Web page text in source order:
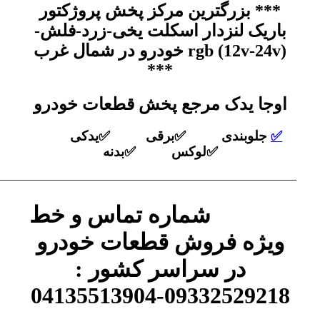
*** بزرگترین مرکز پخش پروژکتور
باریک لنزدار اسکلت یخی-زرد-فلش-
rgb (12v-24v) خودرو در شمال غرب
***
اوجا یدک مرجع پخش قطعات خودرو
✅ جلوبندی ✅برقی ✅یدکی
✅لوکس ✅بدنه
شماره تماس و خط
ویژه فروش قطعات خودرو
در سراسر کشور :
09332529218-04135513904